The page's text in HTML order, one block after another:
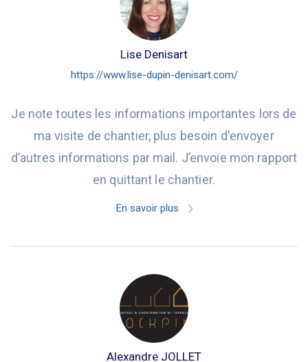
Lise Denisart
https://www.lise-dupin-denisart.com/
Je note toutes les informations importantes lors de
ma visite de chantier, plus besoin d'envoyer
d’autres informations par mail. J’envoie mon rapport
en quittant le chantier.
En savoir plus
Alexandre JOLLET